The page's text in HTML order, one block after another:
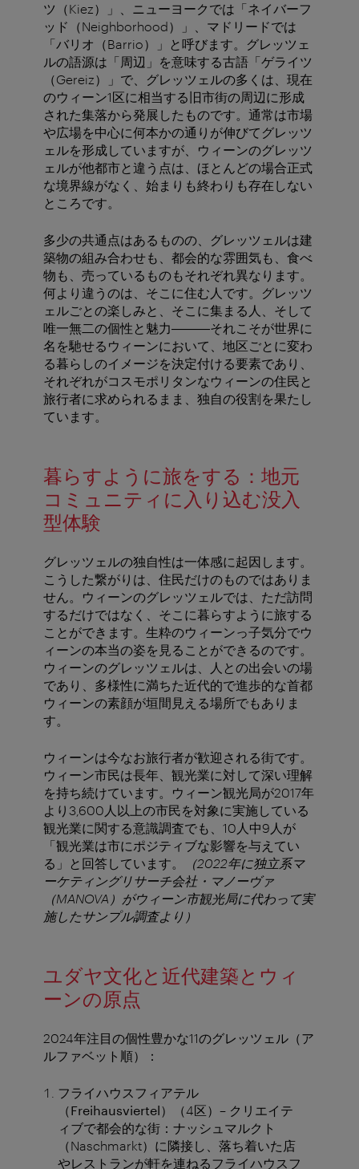
ツ（Kiez）」、ニューヨークでは「ネイバーフ
ッド（Neighborhood）」、マドリードでは
「バリオ（Barrio）」と呼びます。グレッツェ
ルの語源は「周辺」を意味する古語「ゲライツ
（Gereiz）」で、グレッツェルの多くは、現在
のウィーン1区に相当する旧市街の周辺に形成
された集落から発展したものです。通常は市場
や広場を中心に何本かの通りが伸びてグレッツ
ェルを形成していますが、ウィーンのグレッツ
ェルが他都市と違う点は、ほとんどの場合正式
な境界線がなく、始まりも終わりも存在しない
ところです。
多少の共通点はあるものの、グレッツェルは建
築物の組み合わせも、都会的な雰囲気も、食べ
物も、売っているものもそれぞれ異なります。
何より違うのは、そこに住む人です。グレッツ
ェルごとの楽しみと、そこに集まる人、そして
唯一無二の個性と魅力―――それこそが世界に
名を馳せるウィーンにおいて、地区ごとに変わ
る暮らしのイメージを決定付ける要素であり、
それぞれがコスモポリタンなウィーンの住民と
旅行者に求められるまま、独自の役割を果たし
ています。
暮らすように旅をする：地元
コミュニティに入り込む没入
型体験
グレッツェルの独自性は一体感に起因します。
こうした繋がりは、住民だけのものではありま
せん。ウィーンのグレッツェルでは、ただ訪問
するだけではなく、そこに暮らすように旅する
ことができます。生粋のウィーンっ子気分でウ
ィーンの本当の姿を見ることができるのです。
ウィーンのグレッツェルは、人との出会いの場
であり、多様性に満ちた近代的で進歩的な首都
ウィーンの素顔が垣間見える場所でもありま
す。
ウィーンは今なお旅行者が歓迎される街です。
ウィーン市民は長年、観光業に対して深い理解
を持ち続けています。ウィーン観光局が2017年
より3,600人以上の市民を対象に実施している
観光業に関する意識調査でも、10人中9人が
「観光業は市にポジティブな影響を与えてい
る」と回答しています。
（2022年に独立系マ
ーケティングリサーチ会社・マノーヴァ
（MANOVA ）がウィーン市観光局に代わって実
施したサンプル調査より）
ユダヤ文化と近代建築とウィ
ーンの原点
2024年注目の個性豊かな11のグレッツェル（ア
ルファベット順）：
フライハウスフィアテル
（Freihausviertel）
（4区）– クリエイテ
ィブで都会的な街：ナッシュマルクト
（Naschmarkt）に隣接し、落ち着いた店
やレストランが軒を連ねるフライハウスフ